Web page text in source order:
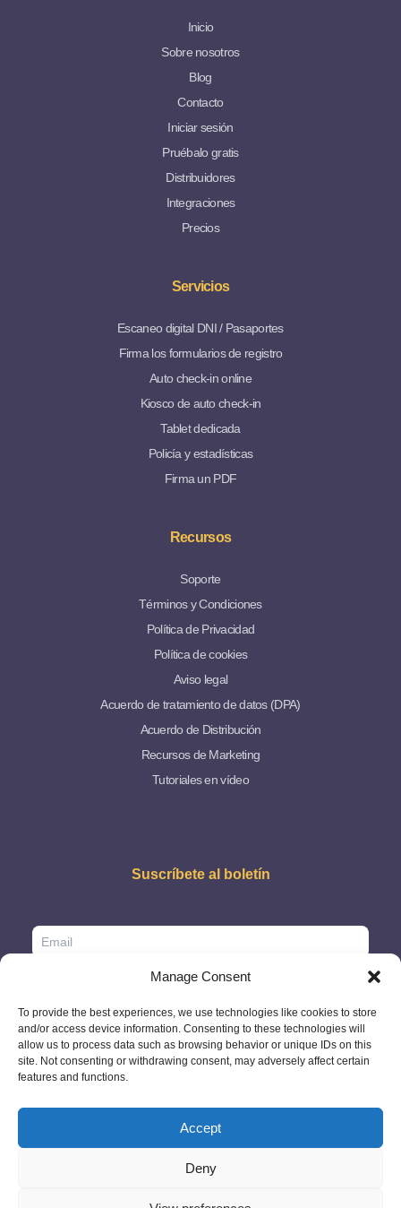
Manage Consent
To provide the best experiences, we use technologies like cookies to store
and/or access device information. Consenting to these technologies will
allow us to process data such as browsing behavior or unique IDs on this
site. Not consenting or withdrawing consent, may adversely affect certain
features and functions.
Accept
Deny
Inicio
Sobre nosotros
Blog
Contacto
Iniciar sesión
Pruébalo gratis
Distribuidores
Integraciones
Precios
Servicios
Escaneo digital DNI / Pasaportes
Firma los formularios de registro
Auto check-in online
Kiosco de auto check-in
Tablet dedicada
Policía y estadísticas
Firma un PDF
Recursos
Soporte
Términos y Condiciones
Política de Privacidad
Política de cookies
Aviso legal
Acuerdo de tratamiento de datos (DPA)
Acuerdo de Distribución
Recursos de Marketing
Tutoriales en vídeo
Suscríbete al boletín
info@passportscan.net